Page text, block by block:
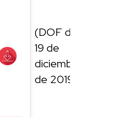
(DOF del
19 de
diciembre
de 2019)